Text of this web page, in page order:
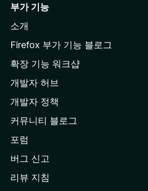
l
a
페
이
지
이
동
부가 기능
소개
Firefox 부가 기능 블로그
확장 기능 워크샵
개발자 허브
개발자 정책
커뮤니티 블로그
포럼
버그 신고
리뷰 지침